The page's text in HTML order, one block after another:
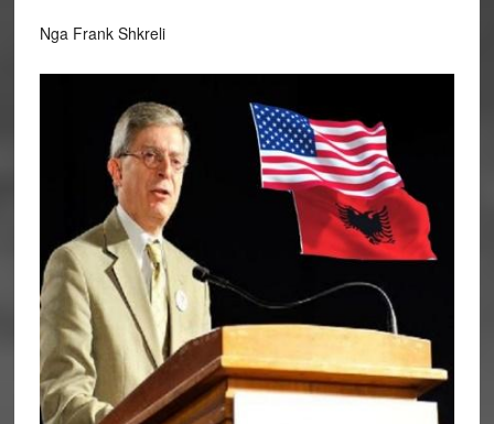
Nga Frank Shkreli